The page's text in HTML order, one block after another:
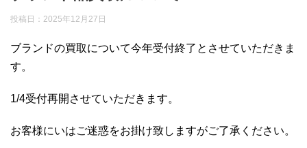
投稿日： 2025年12月27日
ブランドの買取について今年受付終了とさせていただきま
す。
1/4受付再開させていただきます。
お客様にいはご迷惑をお掛け致しますがご了承ください。